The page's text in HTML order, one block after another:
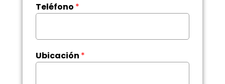
Teléfono *
Ubicación *